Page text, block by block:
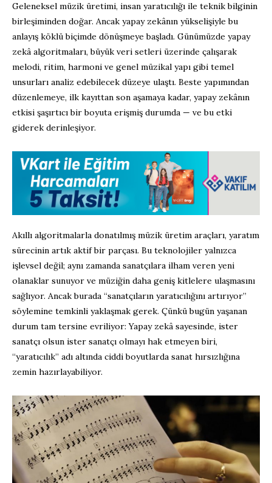
Geleneksel müzik üretimi, insan yaratıcılığı ile teknik bilginin
birleşiminden doğar. Ancak yapay zekânın yükselişiyle bu
anlayış köklü biçimde dönüşmeye başladı. Günümüzde yapay
zekâ algoritmaları, büyük veri setleri üzerinde çalışarak
melodi, ritim, harmoni ve genel müzikal yapı gibi temel
unsurları analiz edebilecek düzeye ulaştı. Beste yapımından
düzenlemeye, ilk kayıttan son aşamaya kadar, yapay zekânın
etkisi şaşırtıcı bir boyuta erişmiş durumda — ve bu etki
giderek derinleşiyor.
Akıllı algoritmalarla donatılmış müzik üretim araçları, yaratım
sürecinin artık aktif bir parçası. Bu teknolojiler yalnızca
işlevsel değil; aynı zamanda sanatçılara ilham veren yeni
olanaklar sunuyor ve müziğin daha geniş kitlelere ulaşmasını
sağlıyor. Ancak burada “sanatçıların yaratıcılığını artırıyor”
söylemine temkinli yaklaşmak gerek. Çünkü bugün yaşanan
durum tam tersine evriliyor: Yapay zekâ sayesinde, ister
sanatçı olsun ister sanatçı olmayı hak etmeyen biri,
“yaratıcılık” adı altında ciddi boyutlarda sanat hırsızlığına
zemin hazırlayabiliyor.